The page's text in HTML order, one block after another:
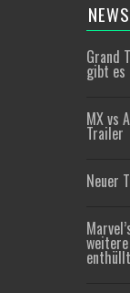
Grand
gibt es
MX vs
Trailer
Neuer
enthüllt